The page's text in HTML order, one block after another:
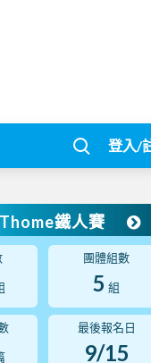
登入/
鐵人賽
團體組數
5 組
最後報名日
9/15